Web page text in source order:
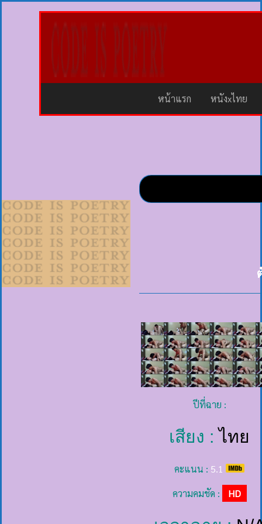
หน้าแรก หนังxไทย
ปีที่ฉาย :
เสียง :ไทย
คะแนน : 5.1
ความคมชัด :
HD